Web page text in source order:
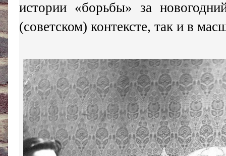
истории «борьбы» за
(советском) контексте, так и в